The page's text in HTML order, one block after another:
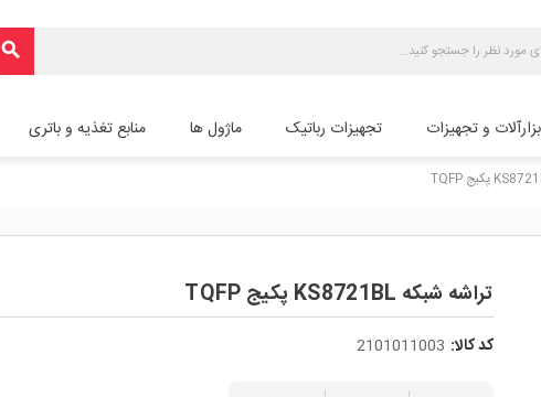
search
و تجهیزات تجهیزات رباتیک ماژول ها منابع تغذیه و باتری
تراشه شبکه KS8721BL پکیج TQFP
کد کالا: 2101011003